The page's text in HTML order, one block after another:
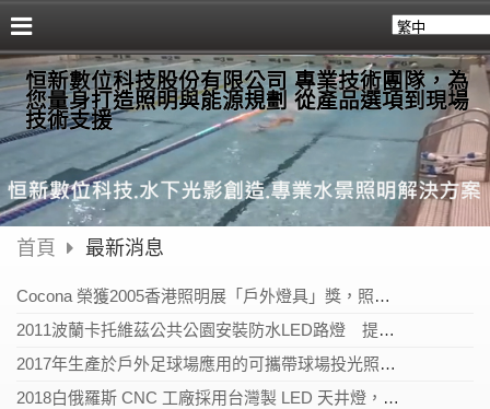
恒新數位科技股份有限公司 專業技術團隊，為
您量身打造照明與能源規劃 從產品選項到現場
技術支援
首頁 最新消息
Cocona 榮獲2005香港照明展「戶外燈具」獎，照亮您的世界
2011波蘭卡托維茲公共公園安裝防水LED路燈 提升照明品質與夜間安全
2017年生產於戶外足球場應用的可攜帶球場投光照明燈
2018白俄羅斯 CNC 工廠採用台灣製 LED 天井燈，提升照明效率